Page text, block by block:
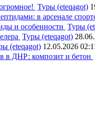
Туры (eteqagot)
в арсенале
и особенности Туры
Туры (eteqagot)
(eteqagot) 12.05.2026
в ДНР: композит и бетон